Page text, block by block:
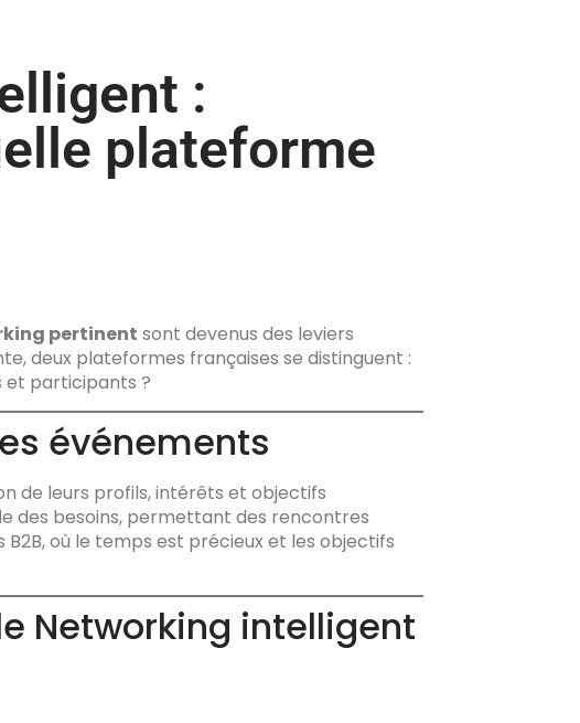
:
plateforme
pertinent sont devenus des leviers
deux plateformes françaises se distinguent :
et participants ?
événements
de leurs profils, intérêts et objectifs
des besoins, permettant des rencontres
où le temps est précieux et les objectifs
Networking intelligent